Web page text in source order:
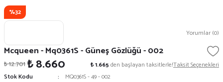
%32
Yorumlar (0)
Mcqueen - Mq0361S - Güneş Gözlüğü - 002
₺ 12.701₺ 8.660 ₺ 1.665 den başlayan taksitlerle!Taksit Seçenekleri
Stok Kodu
MQ0361S - 49 - 002